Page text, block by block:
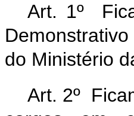
Art. 1º
do Ministério
Art. 2º